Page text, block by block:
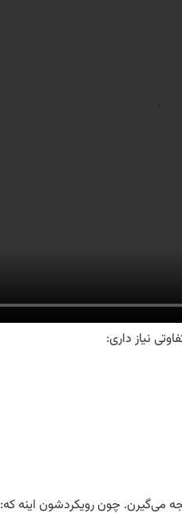
نیاز داری:
می‌گیرن. چون رویکردشون اینه که: